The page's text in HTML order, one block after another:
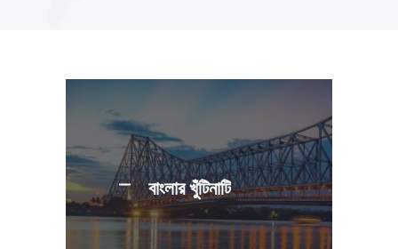
বাংলার খুঁটিনাটি